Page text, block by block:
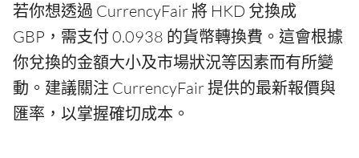
若你想透過 CurrencyFair 將 HKD 兌換成
GBP，需支付 0.0938 的貨幣轉換費。這會根據
你兌換的金額大小及市場狀況等因素而有所變
動。建議關注 CurrencyFair 提供的最新報價與
匯率，以掌握確切成本。